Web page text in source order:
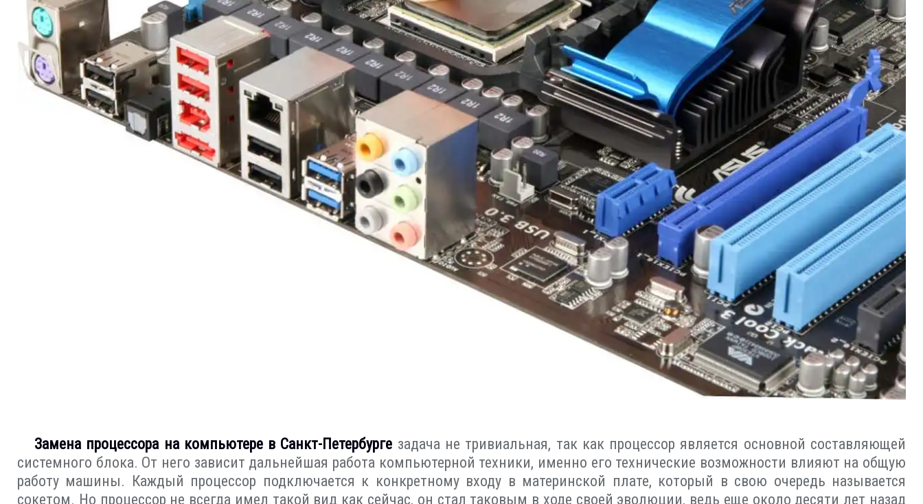
Замена процессора на компьютере в Санкт-Петербурге задача не тривиальная, так как процессор является основной составляющей
системного блока. От него зависит дальнейшая работа компьютерной техники, именно его технические возможности влияют на общую
работу машины. Каждый процессор подключается к конкретному входу в материнской плате, который в свою очередь называется
сокетом. Но процессор не всегда имел такой вид как сейчас, он стал таковым в ходе своей эволюции, ведь еще около десяти лет назад